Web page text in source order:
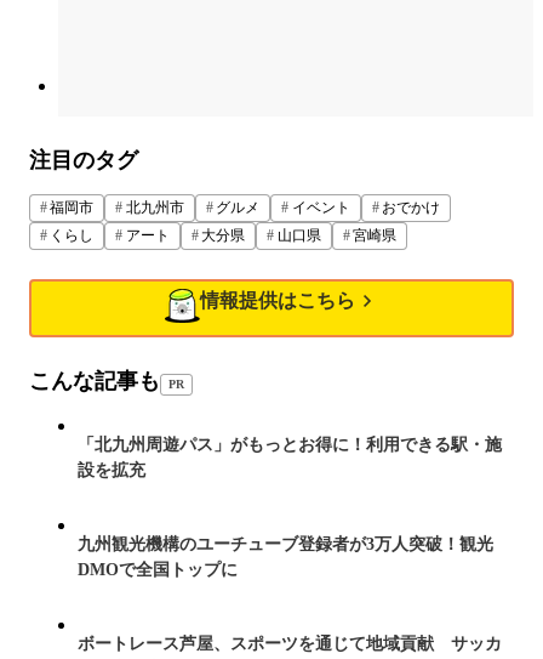
注目のタグ
福岡市 北九州市 グルメ イベント
おでかけ
くらし
アート 大分県 山口県 宮崎県
情報提供はこちら
こんな記事も PR
「北九州周遊パス」がもっとお得に！利用できる駅・施
設を拡充
九州観光機構のユーチューブ登録者が3万人突破！観光
DMOで全国トップに
ボートレース芦屋、スポーツを通じて地域貢献 サッカ